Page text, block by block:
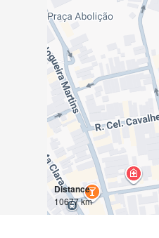
Distance
10677 km